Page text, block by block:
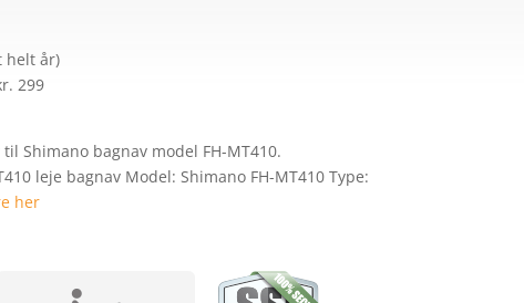
helt år)
299
Shimano bagnav model FH-MT410.
leje bagnav Model: Shimano FH-MT410 Type:
her